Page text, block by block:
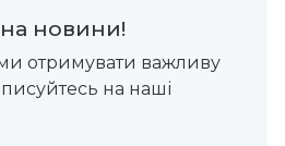
новини!
отримувати важливу
на наші